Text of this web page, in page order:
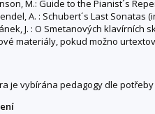
M.: Guide to the Pianist´s
A. : Schubert´s Last Sonatas
J. : O Smetanových klavírních
materiály, pokud možno
je vybírána pedagogy dle